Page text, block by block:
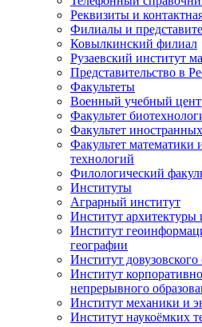
Реквизиты и
Филиалы и
Ковылкинский филиал
Рузаевский институт
Представительство в
Факультеты
Военный учебный
Факультет
Факультет
Факультет
технологий
Филологический
Институты
Аграрный институт
Институт архитектуры
Институт
географии
Институт довузовского
Институт
непрерывного
Институт механики и
Институт наукоёмких